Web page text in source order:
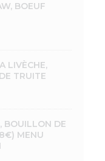
BOEUF
LIVÈCHE,
TRUITE
BOUILLON DE
MENU